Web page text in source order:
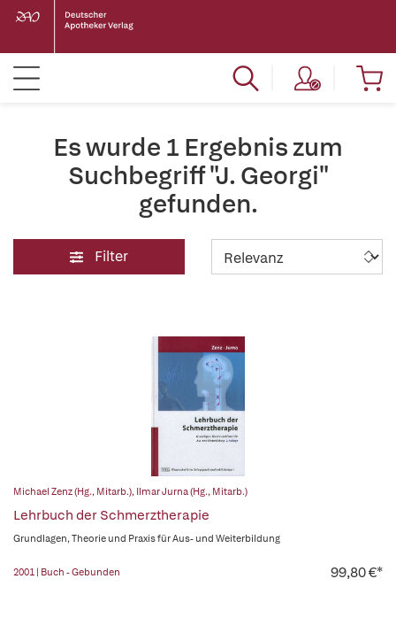
Es wurde 1 Ergebnis zum
Suchbegriff "J. Georgi"
gefunden.
Filter
Michael Zenz (Hg., Mitarb.), Ilmar Jurna (Hg., Mitarb.)
Lehrbuch der Schmerztherapie
Grundlagen, Theorie und Praxis für Aus- und Weiterbildung
2001 | Buch - Gebunden 99,80 €*